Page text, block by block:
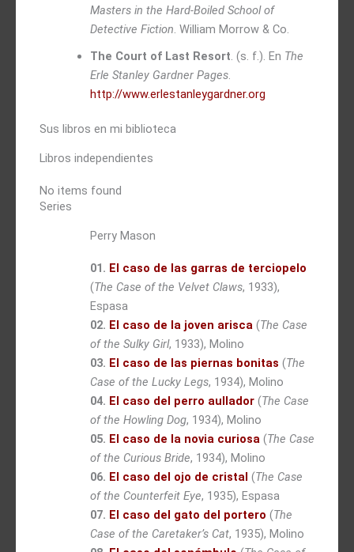
Masters in the Hard-Boiled School of
Detective Fiction. William Morrow & Co.
The Court of Last Resort. (s. f.). En The
Erle Stanley Gardner Pages.
http://www.erlestanleygardner.org
Sus libros en mi biblioteca
Libros independientes
No items found
Series
Perry Mason
01. El caso de las garras de terciopelo
(The Case of the Velvet Claws, 1933),
Espasa
02. El caso de la joven arisca (The Case
of the Sulky Girl, 1933), Molino
03. El caso de las piernas bonitas (The
Case of the Lucky Legs, 1934), Molino
04. El caso del perro aullador(The Case
of the Howling Dog, 1934), Molino
05. El caso de la novia curiosa (The Case
of the Curious Bride, 1934), Molino
06. El caso del ojo de cristal (The Case
of the Counterfeit Eye, 1935), Espasa
07. El caso del gato del portero (The
Case of the Caretaker’s Cat, 1935), Molino